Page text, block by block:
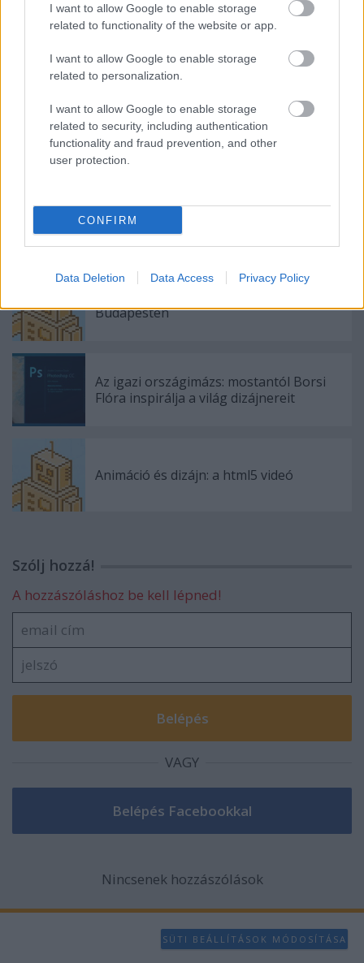
I want to allow Google to enable storage
related to functionality of the website or app.
I want to allow Google to enable storage
related to personalization.
I want to allow Google to enable storage
related to security, including authentication
functionality and fraud prevention, and other
user protection.
CONFIRM
Data Deletion Data Access Privacy Policy
Ajánlott bejegyzések:
Élet, mobil nélkül
A reszponzív dizájn hazugságai
Budapesten
Az igazi országimázs: mostantól Borsi
Flóra inspirálja a világ dizájnereit
Animáció és dizájn: a html5 videó
Szólj hozzá!
A hozzászóláshoz be kell lépned!
VAGY
Nincsenek hozzászólások
SÜTI BEÁLLÍTÁSOK MÓDOSÍTÁSA